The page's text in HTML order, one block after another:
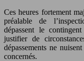
Ces heures fortement
préalable de
dépassent le
justifier de
dépassements ne
concernés.